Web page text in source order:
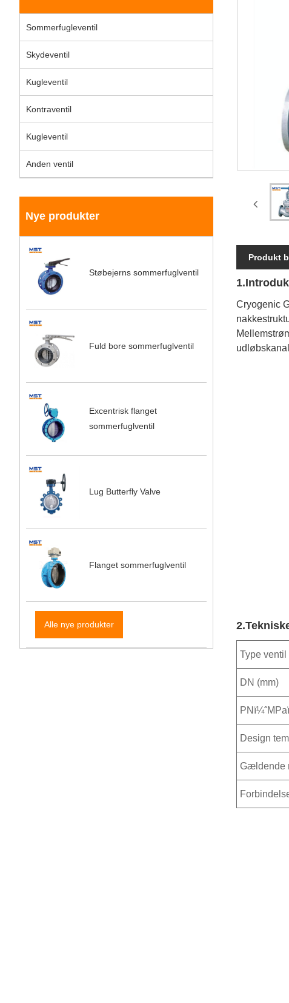
Sommerfugleventil
Skydeventil
Kugleventil
Kontraventil
Kugleventil
Anden ventil
Nye produkter
Støbejerns sommerfuglventil
Fuld bore sommerfuglventil
Excentrisk flanget
sommerfuglventil
Lug Butterfly Valve
Flanget sommerfuglventil
Alle nye produkter
Produkt
Cryogenic
Type ventil
DN (mm)
Design
Gældende